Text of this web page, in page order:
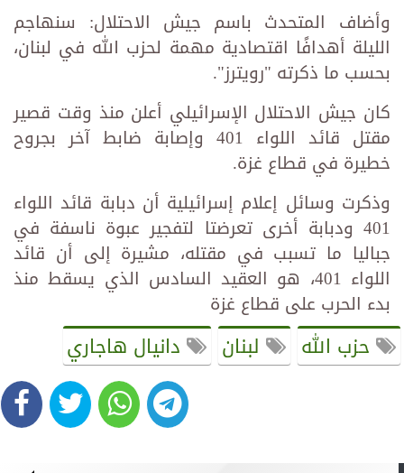
وأضاف المتحدث باسم جيش الاحتلال: سنهاجم
الليلة أهدافًا اقتصادية مهمة لحزب الله في لبنان،
بحسب ما ذكرته "رويترز".
كان جيش الاحتلال الإسرائيلي أعلن منذ وقت قصير
مقتل قائد اللواء 401 وإصابة ضابط آخر بجروح
خطيرة في قطاع غزة.
وذكرت وسائل إعلام إسرائيلية أن دبابة قائد اللواء
401 ودبابة أخرى تعرضتا لتفجير عبوة ناسفة في
جباليا ما تسبب في مقتله، مشيرة إلى أن قائد
اللواء 401، هو العقيد السادس الذي يسقط منذ
بدء الحرب على قطاع غزة
حزب الله لبنان دانيال هاجاري